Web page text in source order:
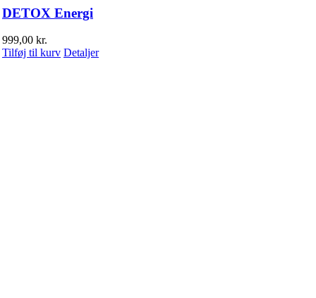
DETOX Energi
999,00 kr.
Tilføj til kurv Detaljer